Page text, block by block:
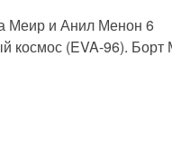
Меир и Анил Менон 6
космос (EVA-96).